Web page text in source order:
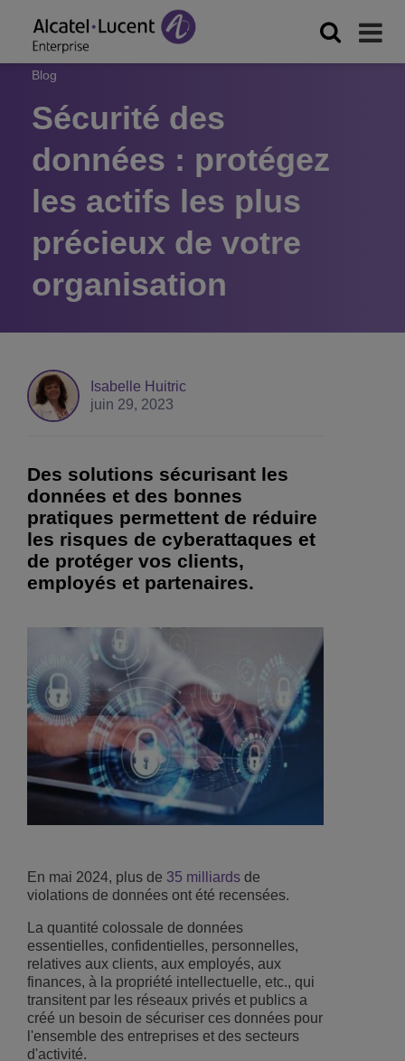
Blog
Sécurité des
données : protégez
les actifs les plus
précieux de votre
organisation
Isabelle Huitric
juin 29, 2023
Des solutions sécurisant les
données et des bonnes
pratiques permettent de réduire
les risques de cyberattaques et
de protéger vos clients,
employés et partenaires.
En mai 2024, plus de 35 milliards de
violations de données ont été recensées.
La quantité colossale de données
essentielles, confidentielles, personnelles,
relatives aux clients, aux employés, aux
finances, à la propriété intellectuelle, etc., qui
transitent par les réseaux privés et publics a
créé un besoin de sécuriser ces données pour
l'ensemble des entreprises et des secteurs
d'activité.